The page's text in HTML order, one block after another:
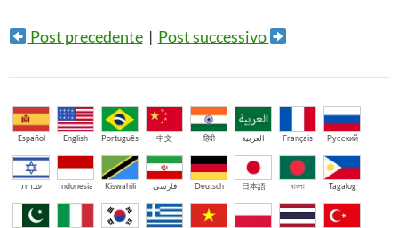
Post precedente| Post successivo
Español English Português 中文 हिंदी العربية Français Русский
עברית Indonesia Kiswahili فارسی Deutsch 日本語 বাংলা Tagalog